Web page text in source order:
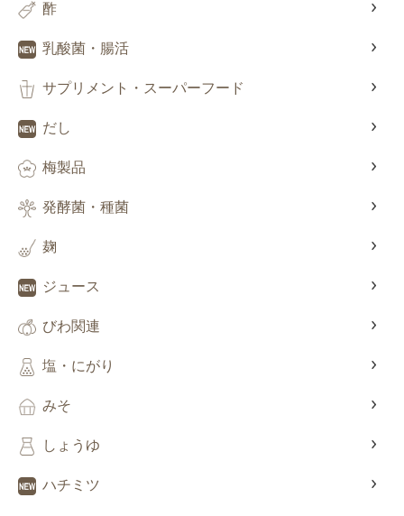
酢
乳酸菌・腸活
サプリメント・スーパーフード
だし
梅製品
発酵菌・種菌
麹
ジュース
びわ関連
塩・にがり
みそ
しょうゆ
ハチミツ